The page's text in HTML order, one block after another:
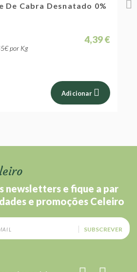
Kefir De Leite De Cabra
420 Gramas • 10.45€ por Kg
+
newsletters e fique a par
e promoções Celeiro
SUBSCREVER